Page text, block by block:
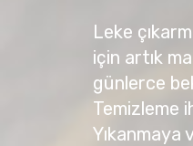
Leke
için artık
günlerce
Temizleme